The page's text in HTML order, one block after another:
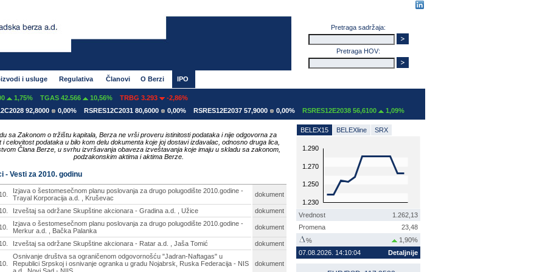
Pretraga sadržaja:
Pretraga HOV:
i usluge Regulativa Članovi O Berzi IPO
TGAS 42.566 10,56% TRBG 3.293
-2,86%
92,8000 0,00% RSRES12C2031 80,6000 0,00% RSRES12E2037 57,9000 0,00% RSRES12E2038 56,6100 1,09%
sa Zakonom o tržištu kapitala, Berza ne vrši proveru istinitosti podataka i nije odgovorna za
i celovitost podataka u bilo kom delu dokumenta koje joj dostavi izdavalac, odnosno druga lica,
Člana Berze, u svrhu izvršavanja obaveza izveštavanja koje imaju u skladu sa zakonom,
podzakonskim aktima i aktima Berze.
- Vesti za 2010. godinu
Izjava o šestomesečnom planu poslovanja za drugo polugodište 2010.godine -
Trayal Korporacija a.d. , Kruševac
dokument
Izveštaj sa održane Skupštine akcionara - Gradina a.d. , Užice dokument
Izjava o šestomesečnom planu poslovanja za drugo polugodište 2010.godine -
Merkur a.d. , Bačka Palanka
dokument
Izveštaj sa održane Skupštine akcionara - Ratar a.d. , Jaša Tomić dokument
Osnivanje društva sa ograničenom odgovornošću "Jadran-Naftagas" u
Republici Srpskoj i osnivanje ogranka u gradu Nojabrsk, Ruska Federacija - NIS
dokument
BELEX15 BELEXline SRX
1.230
1.250
1.270
1.290
Vrednost
1.262,13
Promena
23,48
%
1,90%
07.08.2026. 14:10:04
Detaljnije